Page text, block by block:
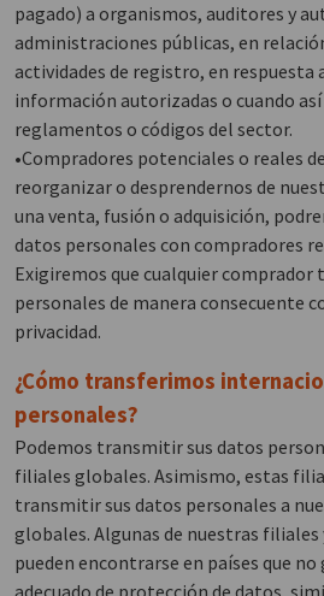
pagado) a organismos, auditores y
administraciones públicas, en
actividades de registro, en respuesta
información autorizadas o cuando
reglamentos o códigos del sector.
•Compradores potenciales o reales
reorganizar o desprendernos de
una venta, fusión o adquisición,
datos personales con compradores
Exigiremos que cualquier comprador
personales de manera consecuente
privacidad.
¿Cómo transferimos
personales?
Podemos transmitir sus datos
filiales globales. Asimismo, estas
transmitir sus datos personales a
globales. Algunas de nuestras filiales
pueden encontrarse en países que
adecuado de protección de datos,